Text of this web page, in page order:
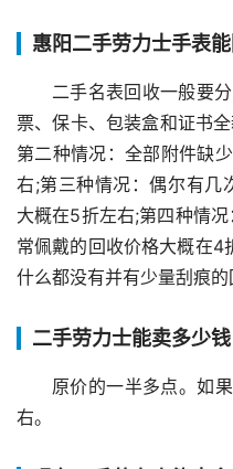
惠阳二手劳力士手表
二手名表回收一般要
票、保卡、包装盒和证书
第二种情况：全部附件缺
右;第三种情况：偶尔有几
大概在5折左右;第四种情
常佩戴的回收价格大概在4
什么都没有并有少量刮痕的
二手劳力士能卖多少钱
原价的一半多点。如
右。